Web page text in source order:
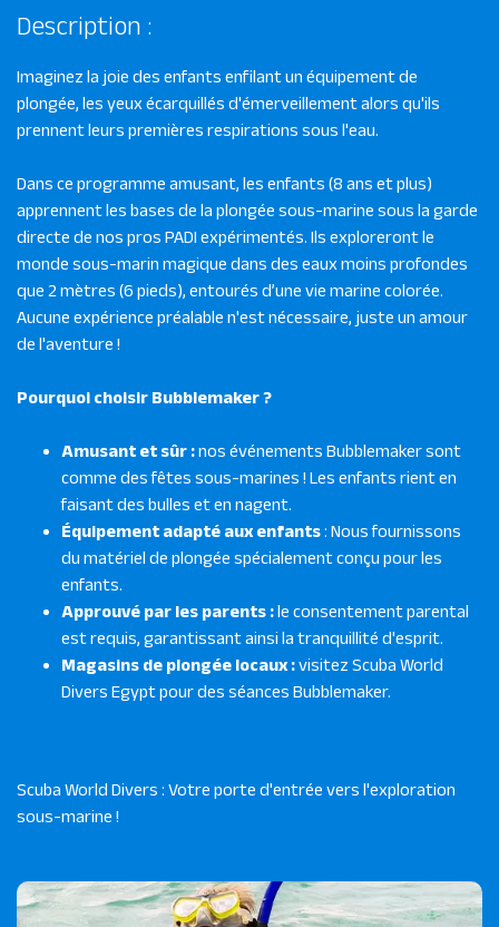
Description :
Imaginez la joie des enfants enfilant un équipement de
plongée, les yeux écarquillés d'émerveillement alors qu'ils
prennent leurs premières respirations sous l'eau.
Dans ce programme amusant, les enfants (8 ans et plus)
apprennent les bases de la plongée sous-marine sous la garde
directe de nos pros PADI expérimentés. Ils exploreront le
monde sous-marin magique dans des eaux moins profondes
que 2 mètres (6 pieds), entourés d’une vie marine colorée.
Aucune expérience préalable n'est nécessaire, juste un amour
de l'aventure !
Pourquoi choisir Bubblemaker ?
Amusant et sûr :nos événements Bubblemaker sont
comme des fêtes sous-marines ! Les enfants rient en
faisant des bulles et en nagent.
Équipement adapté aux enfants: Nous fournissons
du matériel de plongée spécialement conçu pour les
enfants.
Approuvé par les parents :le consentement parental
est requis, garantissant ainsi la tranquillité d'esprit.
Magasins de plongée locaux :visitez Scuba World
Divers Egypt pour des séances Bubblemaker.
Scuba World Divers : Votre porte d'entrée vers l'exploration
sous-marine !